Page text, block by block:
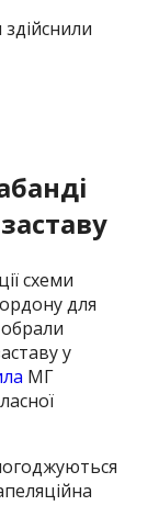
схеми
для
у
МГ